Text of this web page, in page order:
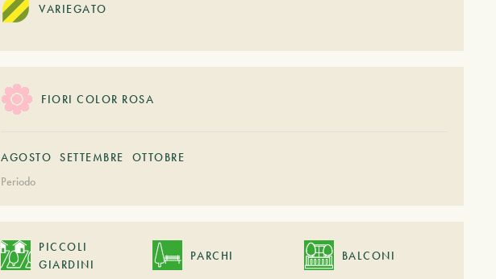
VARIEGATO
FIORI COLOR ROSA
AGOSTO SETTEMBRE
OTTOBRE
Periodo
PICCOLI
GIARDINI
PARCHI BALCONI